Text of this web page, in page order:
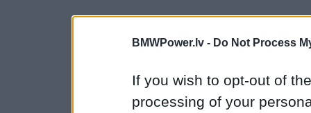
BMWPower.lv - Do Not Process
If you wish to opt-out of
processing of your